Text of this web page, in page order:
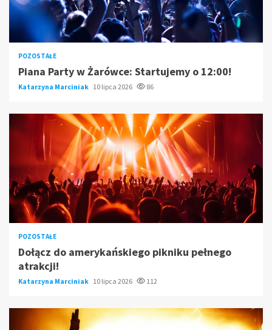
POZOSTAŁE
Piana Party w Żarówce: Startujemy o 12:00!
Katarzyna Marciniak 10 lipca 2026 86
POZOSTAŁE
Dołącz do amerykańskiego pikniku pełnego
atrakcji!
Katarzyna Marciniak 10 lipca 2026 112